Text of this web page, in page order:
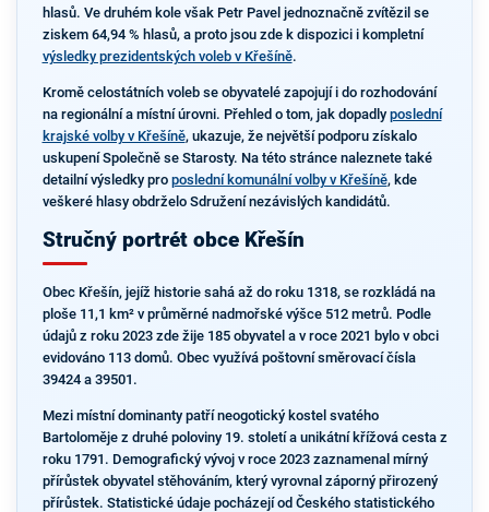
hlasů. Ve druhém kole však Petr Pavel jednoznačně zvítězil se
ziskem 64,94 % hlasů, a proto jsou zde k dispozici i kompletní
výsledky prezidentských voleb v Křešíně.
Kromě celostátních voleb se obyvatelé zapojují i do rozhodování
na regionální a místní úrovni. Přehled o tom, jak dopadly poslední
krajské volby v Křešíně, ukazuje, že největší podporu získalo
uskupení Společně se Starosty. Na této stránce naleznete také
detailní výsledky pro poslední komunální volby v Křešíně, kde
veškeré hlasy obdrželo Sdružení nezávislých kandidátů.
Stručný portrét obce Křešín
Obec Křešín, jejíž historie sahá až do roku 1318, se rozkládá na
ploše 11,1 km² v průměrné nadmořské výšce 512 metrů. Podle
údajů z roku 2023 zde žije 185 obyvatel a v roce 2021 bylo v obci
evidováno 113 domů. Obec využívá poštovní směrovací čísla
39424 a 39501.
Mezi místní dominanty patří neogotický kostel svatého
Bartoloměje z druhé poloviny 19. století a unikátní křížová cesta z
roku 1791. Demografický vývoj v roce 2023 zaznamenal mírný
přírůstek obyvatel stěhováním, který vyrovnal záporný přirozený
přírůstek. Statistické údaje pocházejí od Českého statistického